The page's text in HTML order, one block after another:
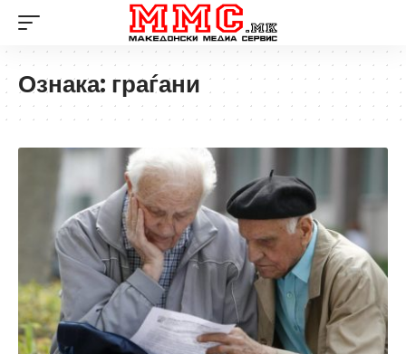
Ознака: граѓани